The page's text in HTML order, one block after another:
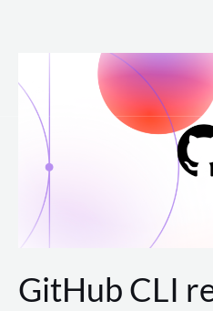
para
conteúdo
GitHub CLI